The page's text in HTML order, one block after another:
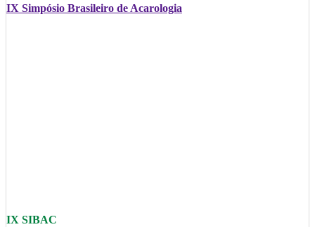
IX Simpósio Brasileiro de Acarologia
IX SIBAC